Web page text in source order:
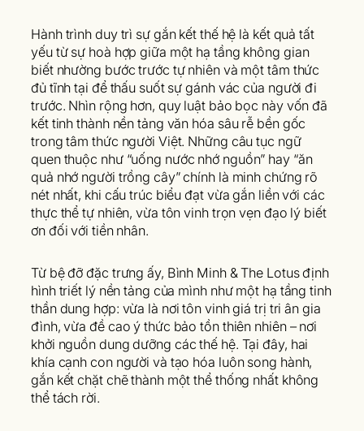
Hành trình duy trì sự gắn kết thế hệ là kết quả tất
yếu từ sự hoà hợp giữa một hạ tầng không gian
biết nhường bước trước tự nhiên và một tâm thức
đủ tĩnh tại để thấu suốt sự gánh vác của người đi
trước. Nhìn rộng hơn, quy luật bảo bọc này vốn đã
kết tinh thành nền tảng văn hóa sâu rễ bền gốc
trong tâm thức người Việt. Những câu tục ngữ
quen thuộc như “uống nước nhớ nguồn” hay “ăn
quả nhớ người trồng cây” chính là minh chứng rõ
nét nhất, khi cấu trúc biểu đạt vừa gắn liền với các
thực thể tự nhiên, vừa tôn vinh trọn vẹn đạo lý biết
ơn đối với tiền nhân.
Từ bệ đỡ đặc trưng ấy, Bình Minh & The Lotus định
hình triết lý nền tảng của mình như một hạ tầng tinh
thần dung hợp: vừa là nơi tôn vinh giá trị tri ân gia
đình, vừa đề cao ý thức bảo tồn thiên nhiên – nơi
khởi nguồn dung dưỡng các thế hệ. Tại đây, hai
khía cạnh con người và tạo hóa luôn song hành,
gắn kết chặt chẽ thành một thể thống nhất không
thể tách rời.